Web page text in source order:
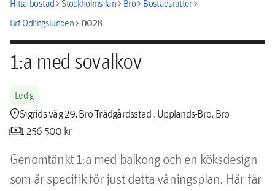
Hitta bostadchevron_rightStockholms länchevron_rightBrochevron_rightBostadsrätterchevron_right
Brf Odlingslundenchevron_right0028
1:a med sovalkov
Ledig
location_pinSigrids väg 29, Bro Trädgårdsstad , Upplands-Bro, Bro
payments1 256 500 kr
Genomtänkt 1:a med balkong och en köksdesign
som är specifik för just detta våningsplan. Här får